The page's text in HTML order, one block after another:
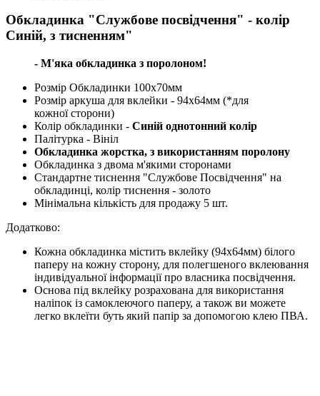
Обкладинка "Службове посвідчення" - колір
Синій, з тисненням"
- М'яка обкладинка з поролоном!
Розмір Обкладинки 100х70мм
Розмір аркуша для вклейки - 94х64мм (*для
кожної сторони)
Колір обкладинки - Синій однотонний колір
Палітурка - Вініл
Обкладинка жорстка, з використанням поролону
Обкладинка з двома м'якими сторонами
Стандартне тиснення "Службове Посвідчення" на
обкладинці, колір тиснення - золото
Мінімальна кількість для продажу 5 шт.
Додатково:
Кожна обкладинка містить вклейку (94х64мм) білого
паперу на кожну сторону, для полегшеного вклеювання
індивідуальної інформації про власника посвідчення.
Основа під вклейку розрахована для використання
наліпок із самоклеючого паперу, а також ви можете
легко вклеїти буть який папір за допомогою клею ПВА.